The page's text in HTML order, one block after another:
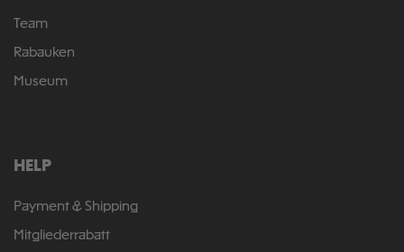
Team
Rabauken
Museum
HELP
Payment & Shipping
Mitgliederrabatt